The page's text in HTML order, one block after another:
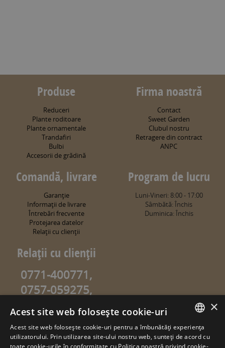
Produse
Reduceri
Plante roditoare
Plante ornamentale
Trandafiri
Bulbi
Accesorii de grădină
Firma noastră
Contact
Sweet Garden
Clubul nostru
Retragere din contract
ANPC
Comandă, livrare
Garanţie
Informaţii de livrare
Întrebări frecvente
Protejarea datelor
Relaţii cu clienţii
Program de lucru
Luni-Vineri: 8:00 - 17:00
Sâmbătă: Închis
Duminica: Închis
Relaţii cu clienţii
0771-400771,
0757-059275,
0757-059274
info@sweetgarden.ro
© copyright 2026. sweetgarden.ro
ROMANIAN
×
Acest site web folosește cookie-uri
Acest site web folosește cookie-uri pentru a îmbunătăți experiența
utilizatorului. Prin utilizarea site-ului nostru web, sunteți de acord cu
toate cookie-urile în conformitate cu Politica noastră privind cookie-